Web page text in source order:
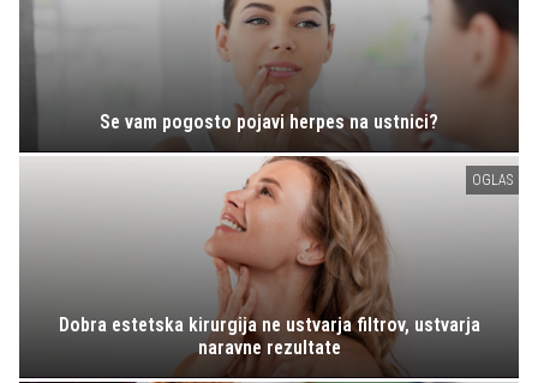
Se vam pogosto pojavi herpes na ustnici?
OGLAS
Dobra estetska kirurgija ne ustvarja filtrov, ustvarja
naravne rezultate